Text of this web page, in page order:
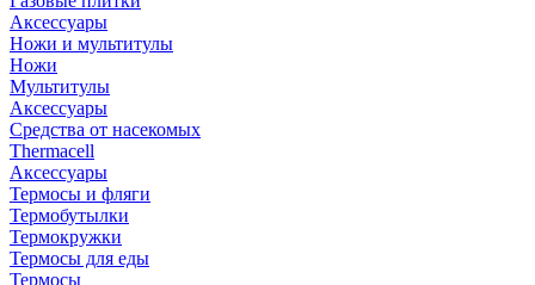
Аксессуары
Ножи и мультитулы
Ножи
Мультитулы
Аксессуары
Средства от насекомых
Thermacell
Аксессуары
Термосы и фляги
Термобутылки
Термокружки
Термосы для еды
Термосы